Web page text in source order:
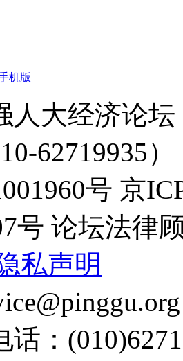
机版
人大经济论
62719935）
号 京
号 论坛法律
私声明
话：